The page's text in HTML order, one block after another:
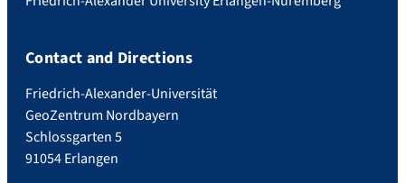
Contact and Directions
Friedrich-Alexander-Universität
GeoZentrum Nordbayern
Schlossgarten 5
91054 Erlangen